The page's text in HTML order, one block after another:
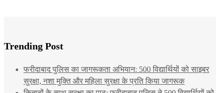
Trending Post
फरीदाबाद पुलिस का जागरूकता अभियान: 500 विद्यार्थियों को साइबर
सुरक्षा, नशा मुक्ति और महिला सुरक्षा के प्रति किया जागरूक